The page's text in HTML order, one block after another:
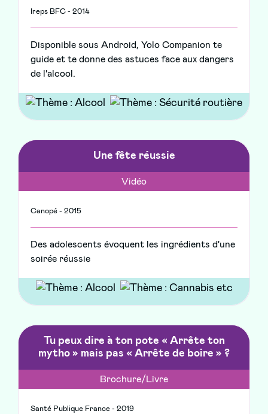
Ireps BFC - 2014
Disponible sous Android, Yolo Companion te
guide et te donne des astuces face aux dangers
de l'alcool.
Une fête réussie
Vidéo
Canopé - 2015
Des adolescents évoquent les ingrédients d'une
soirée réussie
Tu peux dire à ton pote « Arrête ton
mytho » mais pas « Arrête de boire » ?
Brochure/Livre
Santé Publique France - 2019